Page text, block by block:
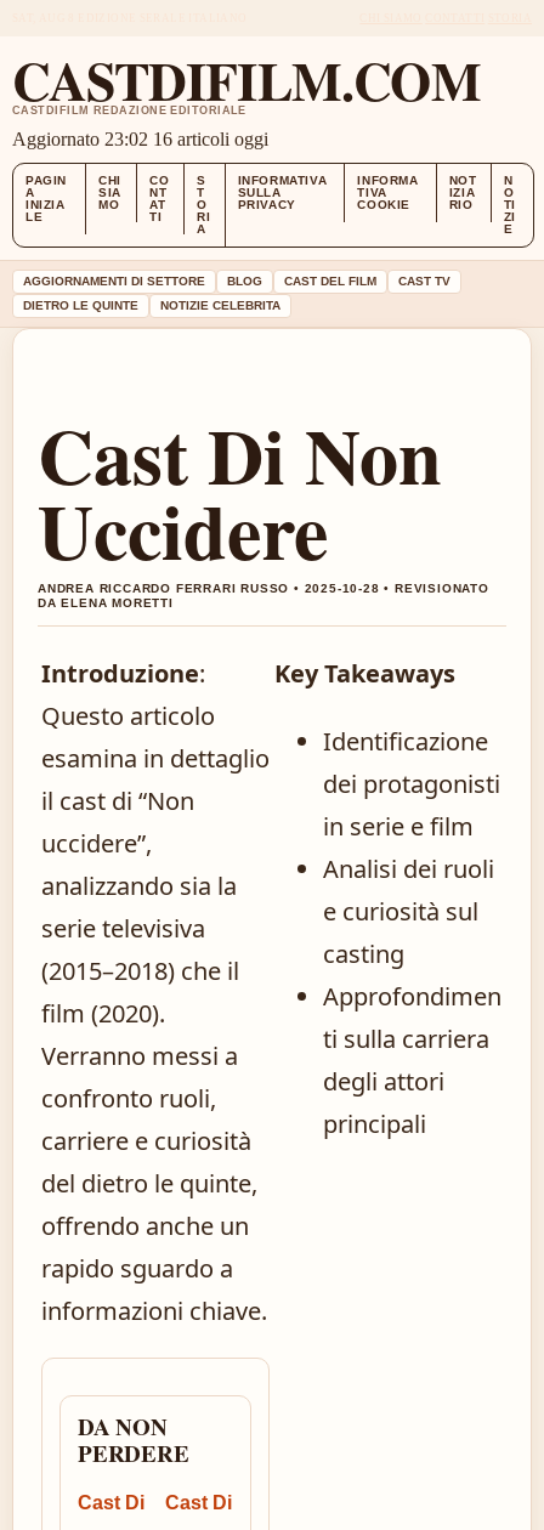
CASTDIFILM.COM
CASTDIFILM REDAZIONE EDITORIALE
Aggiornato 23:02 16 articoli oggi
PAGIN
A
INIZIA
LE
CHI
SIA
MO
CO
NT
AT
TI
S
T
O
RI
A
INFORMATIVA
SULLA
PRIVACY
INFORMA
TIVA
COOKIE
NOT
IZIA
RIO
N
O
TI
ZI
E
AGGIORNAMENTI DI SETTORE BLOG CAST DEL FILM
CAST TV
DIETRO LE QUINTE
NOTIZIE CELEBRITA
Cast Di Non
Uccidere
ANDREA RICCARDO FERRARI RUSSO • 2025-10-28 • REVISIONATO
DA ELENA MORETTI
Introduzione:
Questo articolo
esamina in dettaglio
il cast di “Non
uccidere”,
analizzando sia la
serie televisiva
(2015–2018) che il
film (2020).
Verranno messi a
confronto ruoli,
carriere e curiosità
del dietro le quinte,
offrendo anche un
rapido sguardo a
informazioni chiave.
DA NON
PERDERE
Cast Di Cast Di
Key Takeaways
Identificazione
dei protagonisti
in serie e film
Analisi dei ruoli
e curiosità sul
casting
Approfondimen
ti sulla carriera
degli attori
principali